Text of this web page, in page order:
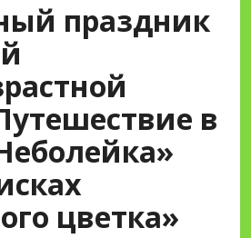
праздник
в
цветка»